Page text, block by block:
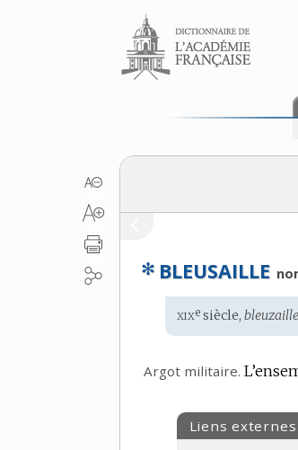
Aller au contenu
✻ BLEUSAILLE
Étymologie
:
xixe siècle,
Argot militaire.
Liens externes